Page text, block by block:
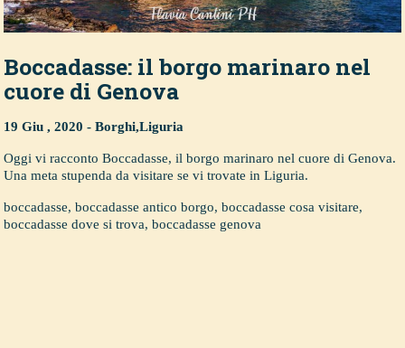
Boccadasse: il borgo marinaro nel
cuore di Genova
19 Giu , 2020 -Borghi,Liguria
Oggi vi racconto Boccadasse, il borgo marinaro nel cuore di Genova.
Una meta stupenda da visitare se vi trovate in Liguria.
boccadasse,boccadasse antico borgo,boccadasse cosa visitare,
boccadasse dove si trova,boccadasse genova